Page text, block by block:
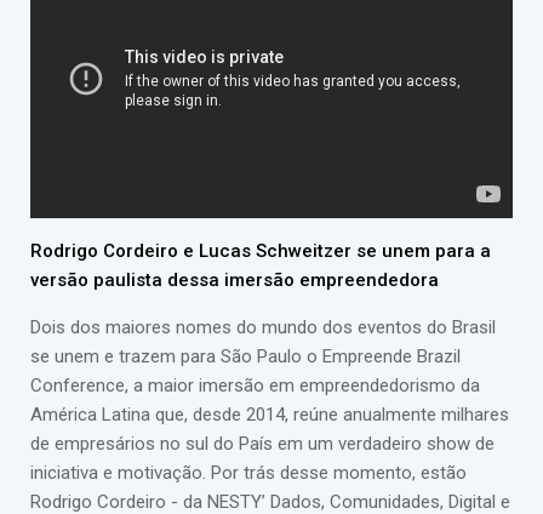
Rodrigo Cordeiro e Lucas Schweitzer se unem para a
versão paulista dessa imersão empreendedora
Dois dos maiores nomes do mundo dos eventos do Brasil
se unem e trazem para São Paulo o Empreende Brazil
Conference, a maior imersão em empreendedorismo da
América Latina que, desde 2014, reúne anualmente milhares
de empresários no sul do País em um verdadeiro show de
iniciativa e motivação. Por trás desse momento, estão
Rodrigo Cordeiro - da NESTY’ Dados, Comunidades, Digital e